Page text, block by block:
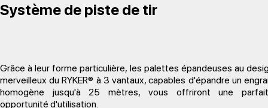
Système de piste de tir
Grâce à leur forme particulière, les palettes épandeuses au
merveilleux du RYKER® à 3 vantaux, capables d'épandre un
homogène jusqu'à 25 mètres, vous offriront une
opportunité d'utilisation.